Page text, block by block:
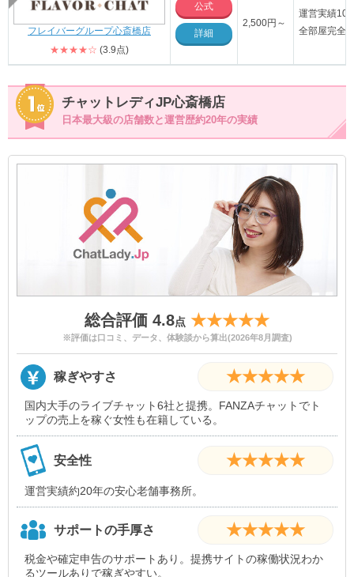
フレイバーグループ心斎橋店
★★★★☆ (3.9点)
公式
詳細
2,500円～
運営実績10
全部屋完全
チャットレディJP心斎橋店
日本最大級の店舗数と運営歴約20年の実績
総合評価 4.8点 ★★★★★
※評価は口コミ、データ、体験談から算出(2026年8月調査)
稼ぎやすさ ★★★★★
国内大手のライブチャット6社と提携。FANZAチャットでト
ップの売上を稼ぐ女性も在籍している。
安全性 ★★★★★
運営実績約20年の安心老舗事務所。
サポートの手厚さ ★★★★★
税金や確定申告のサポートあり。提携サイトの稼働状況わか
るツールありで稼ぎやすい。